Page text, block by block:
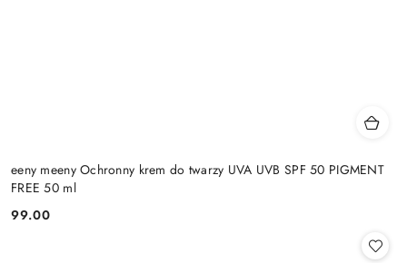
eeny meeny Ochronny krem do twarzy UVA UVB SPF 50 PIGMENT
FREE 50 ml
Cena:
99.00